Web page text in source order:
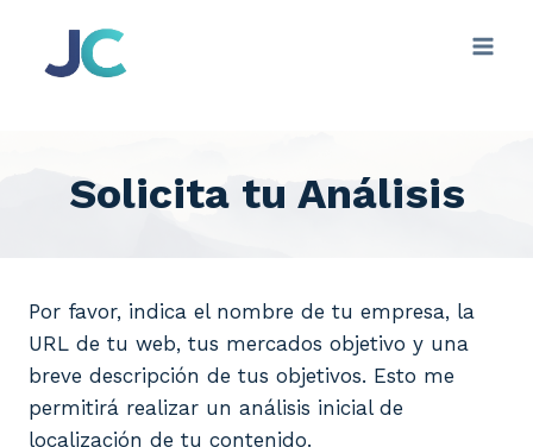
contenido
Solicita tu Análisis
Por favor, indica el nombre de tu empresa, la
URL de tu web, tus mercados objetivo y una
breve descripción de tus objetivos. Esto me
permitirá realizar un análisis inicial de
localización de tu contenido.